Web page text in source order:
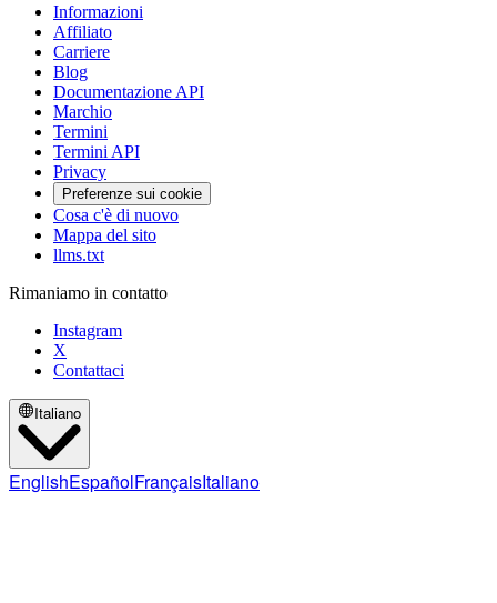
Informazioni
Affiliato
Carriere
Blog
Documentazione API
Marchio
Termini
Termini API
Privacy
Preferenze sui cookie
Cosa c'è di nuovo
Mappa del sito
llms.txt
Rimaniamo in contatto
Instagram
X
Contattaci
Italiano
EnglishEspañolFrançaisItaliano